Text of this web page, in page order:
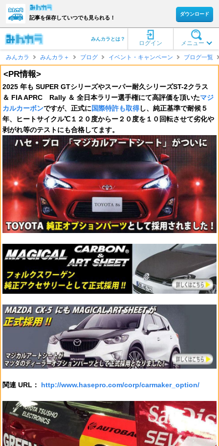
記事を保存していつでも見られる！
ダウンロード
メニュー
ログイン
みんカラとは？
みんカラ みんカラ＋ ブログ イベント・キャンペーン ブログ一覧
<PR情報>
2025 年も SUPER GTシリーズやスーパー耐久シリーズST-2クラス
＆ FIA APRC Rally ＆ 全日本ラリー選手権にて高評価を頂いたマジ
カルカーボンですが、正式に国際特許も取得し、純正基準で耐候５
年、ヒートサイクル℃１２０度からー２０度を１０回転させて劣化や
剥がれ等のテストにも合格してます。
関連 URL： http://www.hasepro.com/corp/carmaker_option/